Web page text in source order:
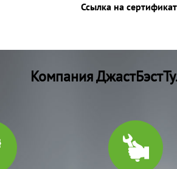
Ссылка на сертификат
Компания